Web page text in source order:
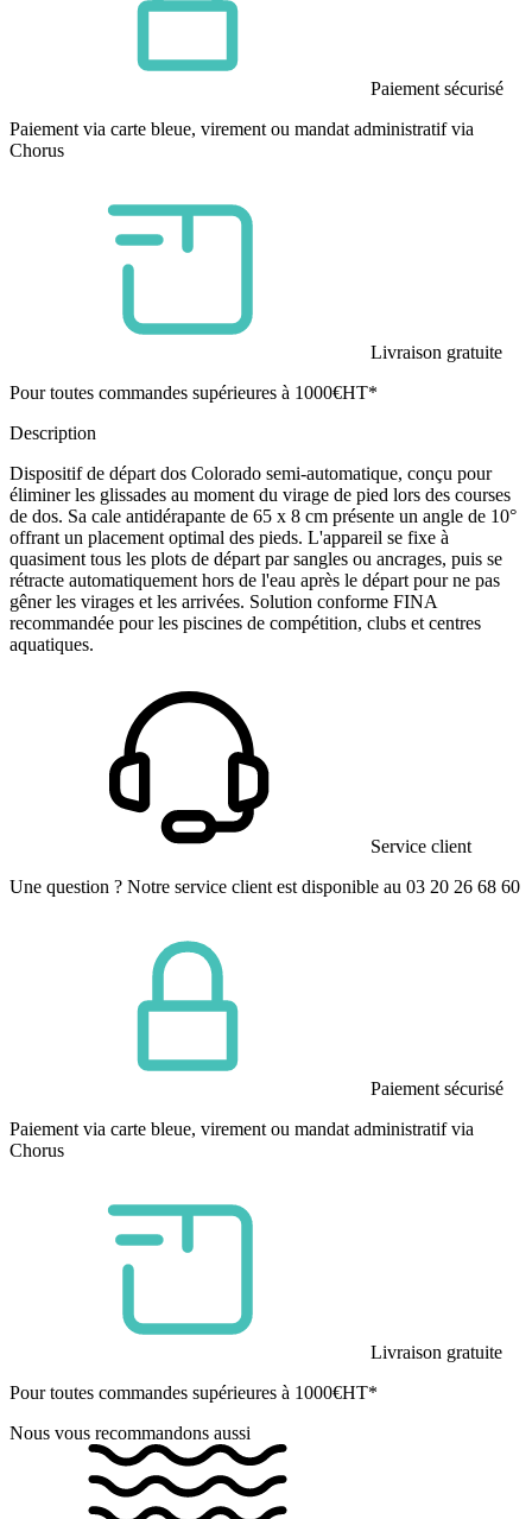
Paiement sécurisé
Paiement via carte bleue, virement ou mandat administratif via
Chorus
Livraison gratuite
Pour toutes commandes supérieures à 1000€HT*
Description
Dispositif de départ dos Colorado semi-automatique, conçu pour
éliminer les glissades au moment du virage de pied lors des courses
de dos. Sa cale antidérapante de 65 x 8 cm présente un angle de 10°
offrant un placement optimal des pieds. L'appareil se fixe à
quasiment tous les plots de départ par sangles ou ancrages, puis se
rétracte automatiquement hors de l'eau après le départ pour ne pas
gêner les virages et les arrivées. Solution conforme FINA
recommandée pour les piscines de compétition, clubs et centres
aquatiques.
Service client
Une question ? Notre service client est disponible au 03 20 26 68 60
Paiement sécurisé
Paiement via carte bleue, virement ou mandat administratif via
Chorus
Livraison gratuite
Pour toutes commandes supérieures à 1000€HT*
Nous vous recommandons aussi